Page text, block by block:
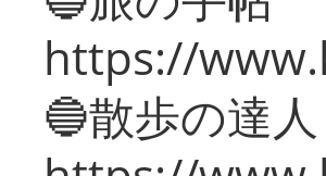
https://
🔵散歩の達人